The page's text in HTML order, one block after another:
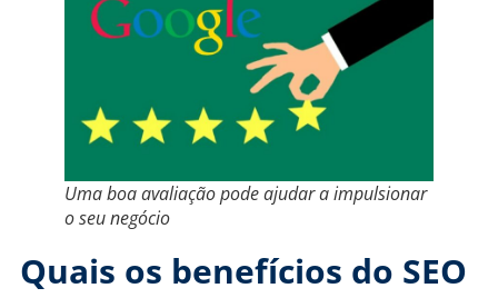
Uma boa avaliação pode ajudar a impulsionar
o seu negócio
Quais os benefícios do SEO